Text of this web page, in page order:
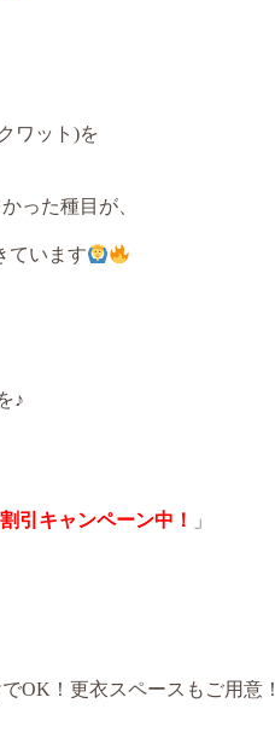
ワット)を
った種目が、
ています
♪
引キャンペーン中！
」
OK！更衣スペースもご用意！